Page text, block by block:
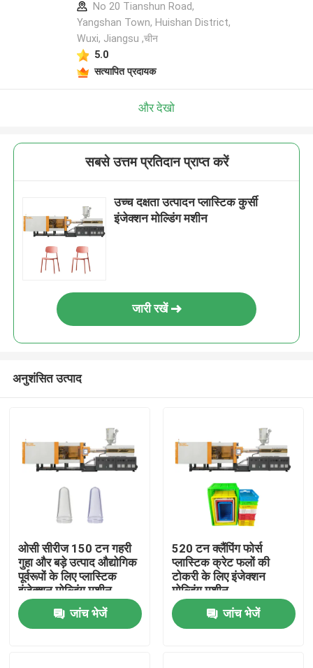
No 20 Tianshun Road,
Yangshan Town, Huishan District,
Wuxi, Jiangsu ,चीन
5.0
सत्यापित प्रदायक
और देखो
सबसे उत्तम प्रतिदान प्राप्त करें
उच्च दक्षता उत्पादन प्लास्टिक कुर्सी
इंजेक्शन मोल्डिंग मशीन
जारी रखें
अनुशंसित उत्पाद
ओसी सीरीज 150 टन गहरी
गुहा और बड़े उत्पाद औद्योगिक
पूर्वरूपों के लिए प्लास्टिक
इंजेक्शन मोल्डिंग मशीन
जांच भेजें
520 टन क्लैंपिंग फोर्स
प्लास्टिक क्रेट फलों की
टोकरी के लिए इंजेक्शन
मोल्डिंग मशीन
जांच भेजें